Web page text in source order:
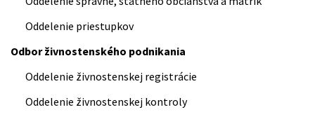
Oddelenie priestupkov
Odbor živnostenského podnikania
Oddelenie živnostenskej registrácie
Oddelenie živnostenskej kontroly